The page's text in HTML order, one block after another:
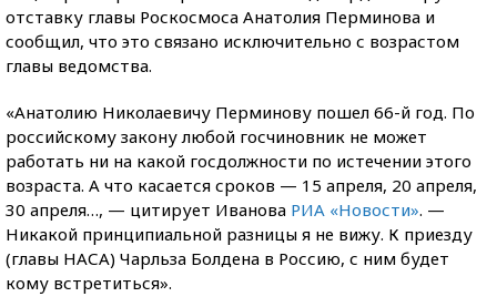
отставку главы Роскосмоса Анатолия Перминова и
сообщил, что это связано исключительно с возрастом
главы ведомства.
«Анатолию Николаевичу Перминову пошел 66-й год. По
российскому закону любой госчиновник не может
работать ни на какой госдолжности по истечении этого
возраста. А что касается сроков — 15 апреля, 20 апреля,
30 апреля…, — цитирует Иванова РИА «Новости». —
Никакой принципиальной разницы я не вижу. К приезду
(главы НАСА) Чарльза Болдена в Россию, с ним будет
кому встретиться».